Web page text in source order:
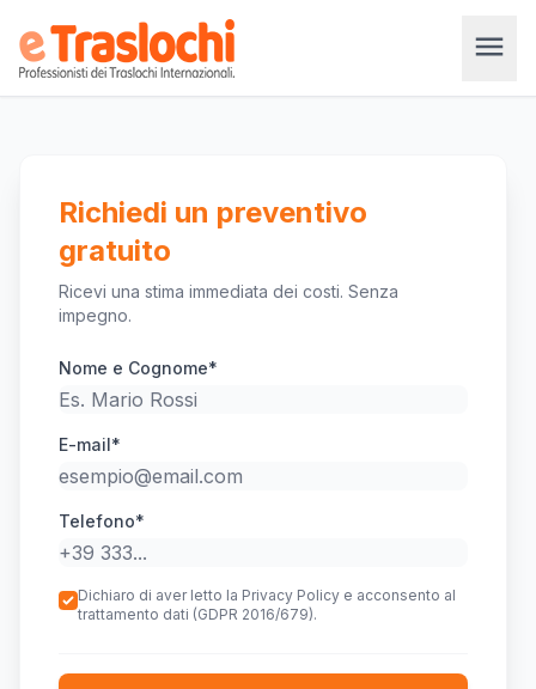
menu
Richiedi un preventivo
gratuito
Ricevi una stima immediata dei costi. Senza
impegno.
Nome e Cognome*
E-mail*
Telefono*
Dichiaro di aver letto la Privacy Policy e acconsento al
trattamento dati (GDPR 2016/679).